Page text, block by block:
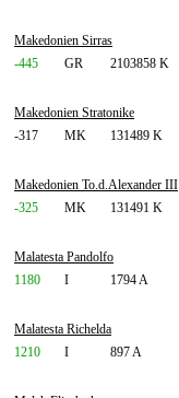
Makedonien Sirras
-445
GR 2103858 K
Makedonien Stratonike
-317
MK 131489 K
Makedonien To.d.Alexander III
-325
MK 131491 K
Malatesta Pandolfo
1180
I 1794 A
Malatesta Richelda
1210
I 897 A